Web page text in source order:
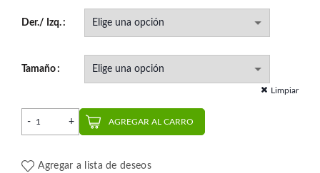
Der./ Izq.
Tamaño
Limpiar
Banda 1° Molar Tubo Triple | RMO cantidad
AGREGAR AL CARRO
Agregar a lista de deseos